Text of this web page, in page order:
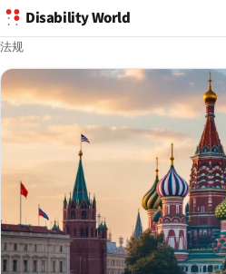
Disability World
法规